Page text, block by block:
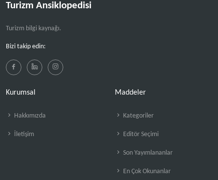
Turizm Ansiklopedisi
Turizm bilgi kaynağı.
Bizi takip edin:
Kurumsal
Hakkımızda
İletişim
Maddeler
Kategoriler
Editör Seçimi
Son Yayımlananlar
En Çok Okunanlar